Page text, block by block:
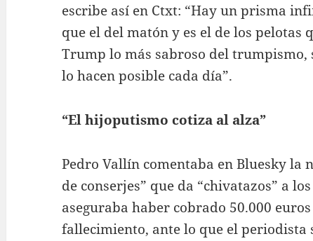
escribe así en Ctxt: “Hay un prisma
que el del matón y es el de los pelotas
Trump lo más sabroso del
lo hacen posible cada día”.
“El hijoputismo cotiza al alza”
Pedro Vallín comentaba en Bluesky la
de conserjes” que da “chivatazos” a
aseguraba haber cobrado 50.000
fallecimiento, ante lo que el periodista